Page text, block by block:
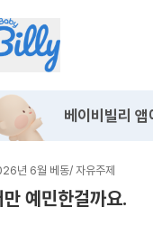
베이비빌리 앱
년 6월 베동/ 자유주제
만 예민한걸까요.